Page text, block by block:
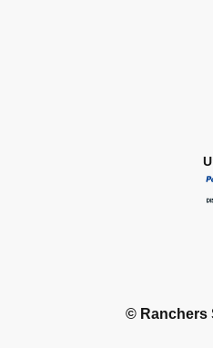
© Ranchers